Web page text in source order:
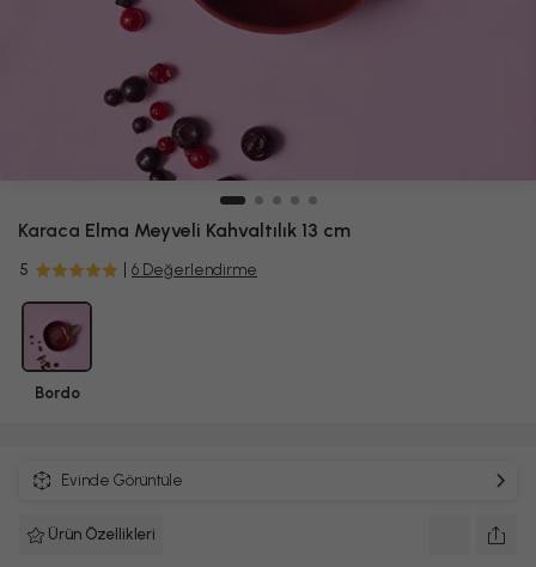
Karaca Elma Meyveli Kahvaltılık 13 cm
5 6 Değerlendirme
Bordo
Evinde Görüntüle
Ürün Özellikleri